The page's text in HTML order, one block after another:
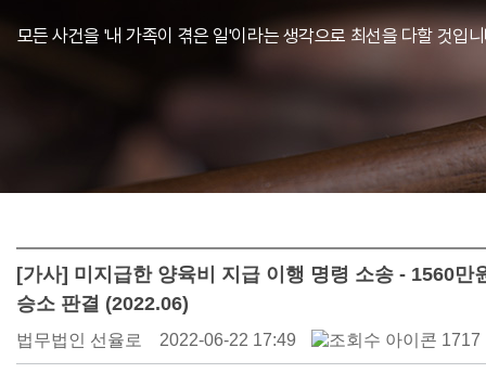
모든 사건을 '내 가족이 겪은 일'이라는 생각으로 최선을 다할 것입
[가사] 미지급한 양육비 지급 이행 명령 소송 - 1560만
승소 판결 (2022.06)
법무법인 선율로 2022-06-22 17:49 1717